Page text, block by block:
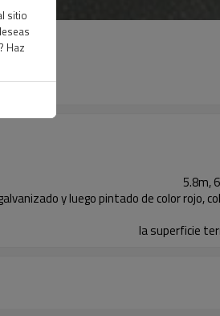
5.8m,
y luego pintado de color rojo,
la superficie
sitio
Haz